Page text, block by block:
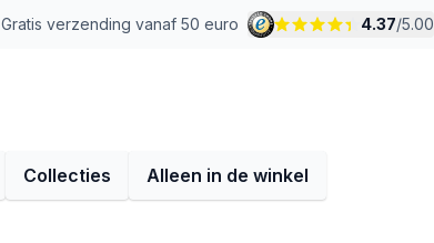
Gratis verzending vanaf 50 euro 4.37/5.00
Collecties Alleen in de winkel